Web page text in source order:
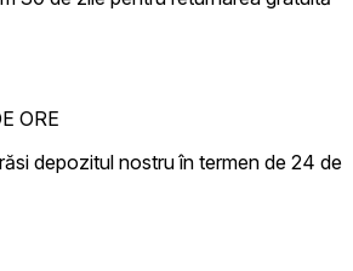
ORE
depozitul nostru în termen de 24 de